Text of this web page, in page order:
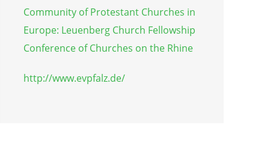
Community of Protestant Churches in
Europe: Leuenberg Church Fellowship
Conference of Churches on the Rhine
http://www.evpfalz.de/